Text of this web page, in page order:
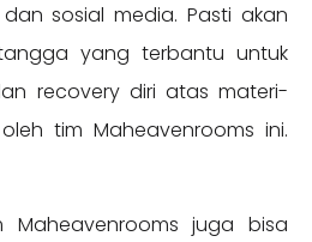
sosial media. Pasti akan
yang terbantu untuk
recovery diri atas materi-
tim Maheavenrooms ini.
Maheavenrooms juga bisa